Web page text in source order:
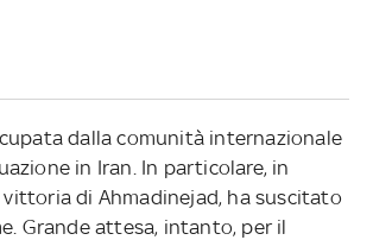
dalla comunità internazionale
in Iran. In particolare, in
vittoria di Ahmadinejad, ha suscitato
Grande attesa, intanto, per il